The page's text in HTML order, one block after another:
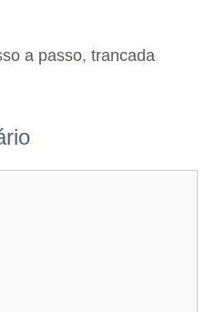
a passo, trancada